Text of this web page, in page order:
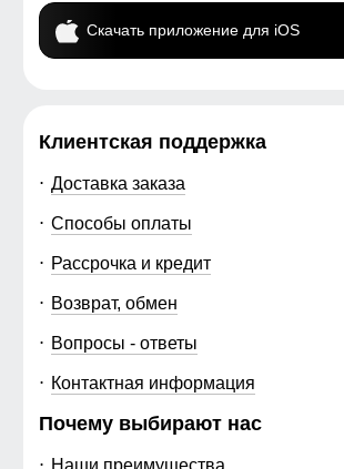
Скачать приложение для iOS
Клиентская поддержка
Доставка заказа
Способы оплаты
Рассрочка и кредит
Возврат, обмен
Вопросы - ответы
Контактная информация
Почему выбирают нас
Наши преимущества